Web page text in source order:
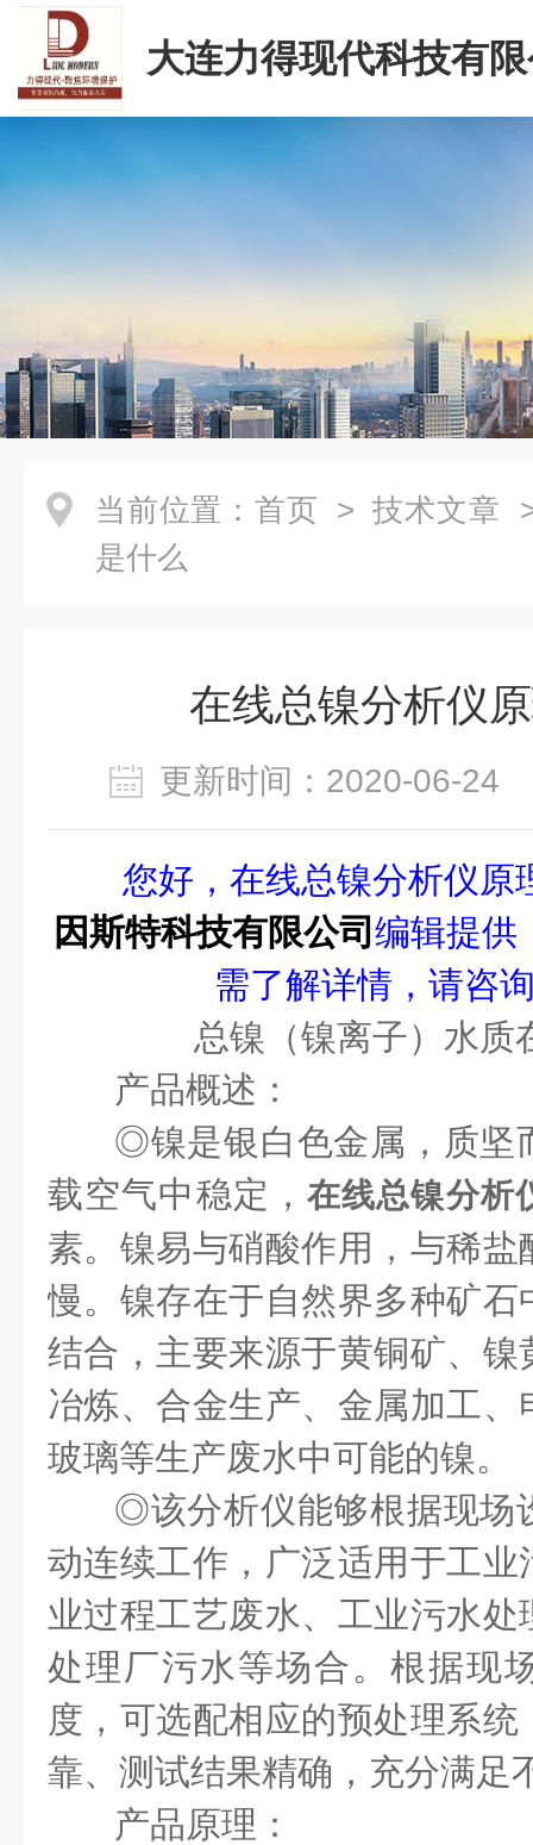
大连力得现代科技有
当前位置： 首页 > 技术文章
是什么
在线总镍分析仪
更新时间：2020-06-
您好，在线总镍分析仪原
因斯特科技有限公司 编辑提供
需了解详情，请咨
总镍（镍离子）水质
产品概述：
◎镍是银白色金属，质坚
载空气中稳定， 在线总镍分析
素。镍易与硝酸作用，与稀
慢。镍存在于自然界多种矿
结合，主要来源于黄铜矿、
冶炼、合金生产、金属加工
玻璃等生产废水中可能的镍。
◎该分析仪能够根据现场
动连续工作，广泛适用于工
业过程工艺废水、工业污水
处理厂污水等场合。根据现
度，可选配相应的预处理系
靠、测试结果精确，充分满足
产品原理：